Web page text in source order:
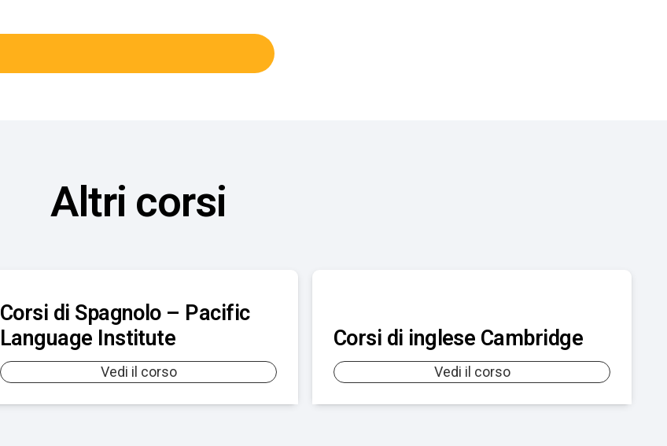
Altri corsi
Corsi di Spagnolo – Pacific
Language Institute
Vedi il corso
Corsi di inglese Cambridge
Vedi il corso